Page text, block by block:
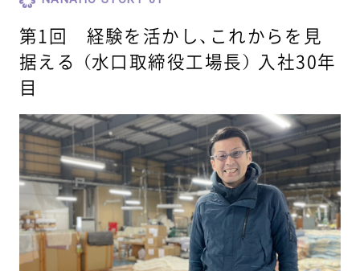
第1回 経験を活かし、これからを見
据える （水口取締役工場長） 入社30年
目